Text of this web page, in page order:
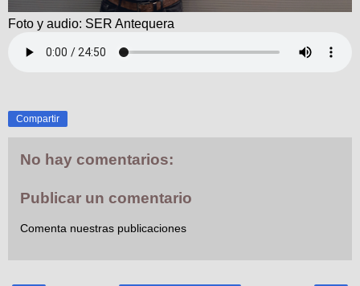
Foto y audio: SER Antequera
Compartir
No hay comentarios:
Publicar un comentario
Comenta nuestras publicaciones